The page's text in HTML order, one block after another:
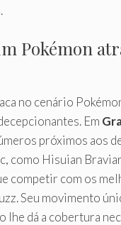
Pokémon
no cenário
Em
próximos aos
como Hisuian
competir com os
Seu movimento
lhe dá a cobertura